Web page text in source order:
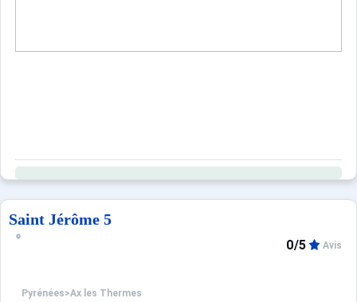
Saint Jérôme 5
Pyrénées>Ax les Thermes
0/5 Avis